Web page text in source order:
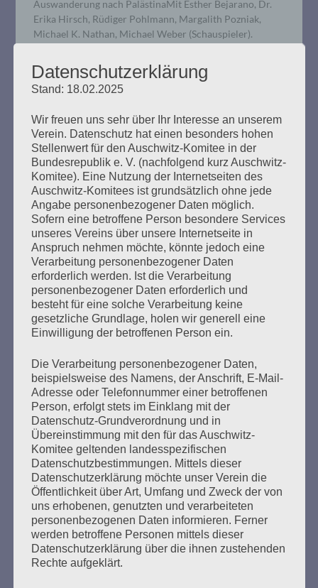
Auswanderung nach PalästinaMit Esther Bejarano, Dr.
Erika Hirsch, Rüdiger Pohlmann, Margalith Pozniak,
Michael K. Nathan, Michael Weber (Schauspieler).
Begleitung: A Mekhaye: Maike Spieker (Klarinette), Taly
Almagor (Geige, Gesang), Stefan Goreiski
(Knopfakkordeon, Gesang) und Shekib Mosadeq
eigener Hände Arbeit und…
mehr ...
GEGEN DAS VERGESSEN
Erstellt am 8. November 2017
Veranstaltung des Auschwitz-Komitees zum Gedenken
an die Pogromnacht 1938 „Damit es die ganze Welt
der griechischen Jüdinnen und Juden und die deutsche
Reparationsschuld mit Esther Bejarano, Sylvia
Wempner, Rolf Becker, Dr. Dr. Karl Heinz Roth Vortrag:
Der vergebliche Kampf der jüdischen Gemeinde
Salonikis um Entschädigung… Sowie…
mehr ...
Seitennummerierung
der
Zurück 33 Weiter
Datenschutzerklärung
Stand: 18.02.2025
Wir freuen uns sehr über Ihr Interesse an unserem
Verein. Datenschutz hat einen besonders hohen
Stellenwert für den Auschwitz-Komitee in der
Bundesrepublik e. V. (nachfolgend kurz Auschwitz-
Komitee). Eine Nutzung der Internetseiten des
Auschwitz-Komitees ist grundsätzlich ohne jede
Angabe personenbezogener Daten möglich.
Sofern eine betroffene Person besondere Services
unseres Vereins über unsere Internetseite in
Anspruch nehmen möchte, könnte jedoch eine
Verarbeitung personenbezogener Daten
erforderlich werden. Ist die Verarbeitung
personenbezogener Daten erforderlich und
besteht für eine solche Verarbeitung keine
gesetzliche Grundlage, holen wir generell eine
Einwilligung der betroffenen Person ein.
Die Verarbeitung personenbezogener Daten,
beispielsweise des Namens, der Anschrift, E-Mail-
Adresse oder Telefonnummer einer betroffenen
Person, erfolgt stets im Einklang mit der
Datenschutz-Grundverordnung und in
Übereinstimmung mit den für das Auschwitz-
Komitee geltenden landesspezifischen
Datenschutzbestimmungen. Mittels dieser
Datenschutzerklärung möchte unser Verein die
Öffentlichkeit über Art, Umfang und Zweck der von
uns erhobenen, genutzten und verarbeiteten
personenbezogenen Daten informieren. Ferner
werden betroffene Personen mittels dieser
Datenschutzerklärung über die ihnen zustehenden
Rechte aufgeklärt.